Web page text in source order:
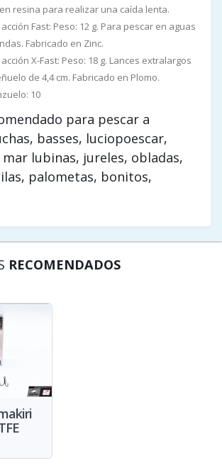
resina para realizar una caída lenta.
Fast: Peso: 12 g. Para pescar en aguas
Fabricado en Zinc.
X-Fast: Peso: 18 g. Lances extralargos
de 4,4 cm. Fabricado en Plomo.
10
para pescar a
basses, luciopoescar,
mar lubinas, jureles, obladas,
palometas, bonitos,
RECOMENDADOS